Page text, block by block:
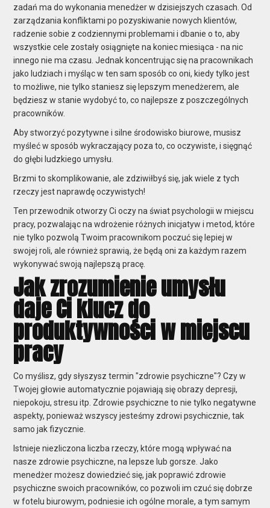
zadań ma do wykonania menedżer w dzisiejszych czasach. Od
zarządzania konfliktami po pozyskiwanie nowych klientów,
radzenie sobie z codziennymi problemami i dbanie o to, aby
wszystkie cele zostały osiągnięte na koniec miesiąca - na nic
innego nie ma czasu. Jednak koncentrując się na pracownikach
jako ludziach i myśląc w ten sam sposób co oni, kiedy tylko jest
to możliwe, nie tylko staniesz się lepszym menedżerem, ale
będziesz w stanie wydobyć to, co najlepsze z poszczególnych
pracowników.
Aby stworzyć pozytywne i silne środowisko biurowe, musisz
myśleć w sposób wykraczający poza to, co oczywiste, i sięgnąć
do głębi ludzkiego umysłu.
Brzmi to skomplikowanie, ale zdziwiłbyś się, jak wiele z tych
rzeczy jest naprawdę oczywistych!
Ten przewodnik otworzy Ci oczy na świat psychologii w miejscu
pracy, pozwalając na wdrożenie różnych inicjatyw i metod, które
nie tylko pozwolą Twoim pracownikom poczuć się lepiej w
swojej roli, ale również sprawią, że będą oni za każdym razem
wykonywać swoją najlepszą pracę.
Jak zrozumienie umysłu
daje Ci klucz do
produktywności w miejscu
pracy
Co myślisz, gdy słyszysz termin "zdrowie psychiczne"? Czy w
Twojej głowie automatycznie pojawiają się obrazy depresji,
niepokoju, stresu itp. Zdrowie psychiczne to nie tylko negatywne
aspekty, ponieważ wszyscy jesteśmy zdrowi psychicznie, tak
samo jak fizycznie.
Istnieje niezliczona liczba rzeczy, które mogą wpływać na
nasze zdrowie psychiczne, na lepsze lub gorsze. Jako
menedżer możesz dowiedzieć się, jak poprawić zdrowie
psychiczne swoich pracowników, co pozwoli im czuć się dobrze
w fotelu biurowym, podniesie ich ogólne morale, a tym samym